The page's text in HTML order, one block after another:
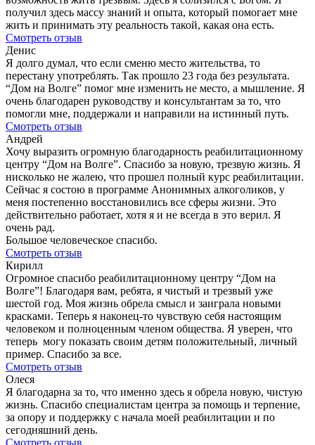
получил здесь массу знаний и опыта, который помогает мне
жить и принимать эту реальность такой, какая она есть.
Смотреть отзыв
Денис
Я долго думал, что если сменю место жительства, то
перестану употреблять. Так прошло 23 года без результата.
“Дом на Волге” помог мне изменить не место, а мышление. Я
очень благодарен руководству и консультантам за то, что
помогли мне, поддержали и направили на истинный путь.
Смотреть отзыв
Андрей
Хочу выразить огромную благодарность реабилитационному
центру “Дом на Волге”. Спасибо за новую, трезвую жизнь. Я
нисколько не жалею, что прошел полный курс реабилитации.
Сейчас я состою в программе Анонимных алкоголиков, у
меня постепенно восстановились все сферы жизни. Это
действительно работает, хотя я и не всегда в это верил. Я
очень рад.
Большое человеческое спасибо.
Смотреть отзыв
Кирилл
Огромное спасибо реабилитационному центру “Дом на
Волге”! Благодаря вам, ребята, я чистый и трезвый уже
шестой год. Моя жизнь обрела смысл и заиграла новыми
красками. Теперь я наконец-то чувствую себя настоящим
человеком и полноценным членом общества. Я уверен, что
теперь могу показать своим детям положительный, личный
пример. Спасибо за все.
Смотреть отзыв
Олеся
Я благодарна за то, что именно здесь я обрела новую, чистую
жизнь. Спасибо специалистам центра за помощь и терпение,
за опору и поддержку с начала моей реабилитации и по
сегодняшний день.
Смотреть отзыв